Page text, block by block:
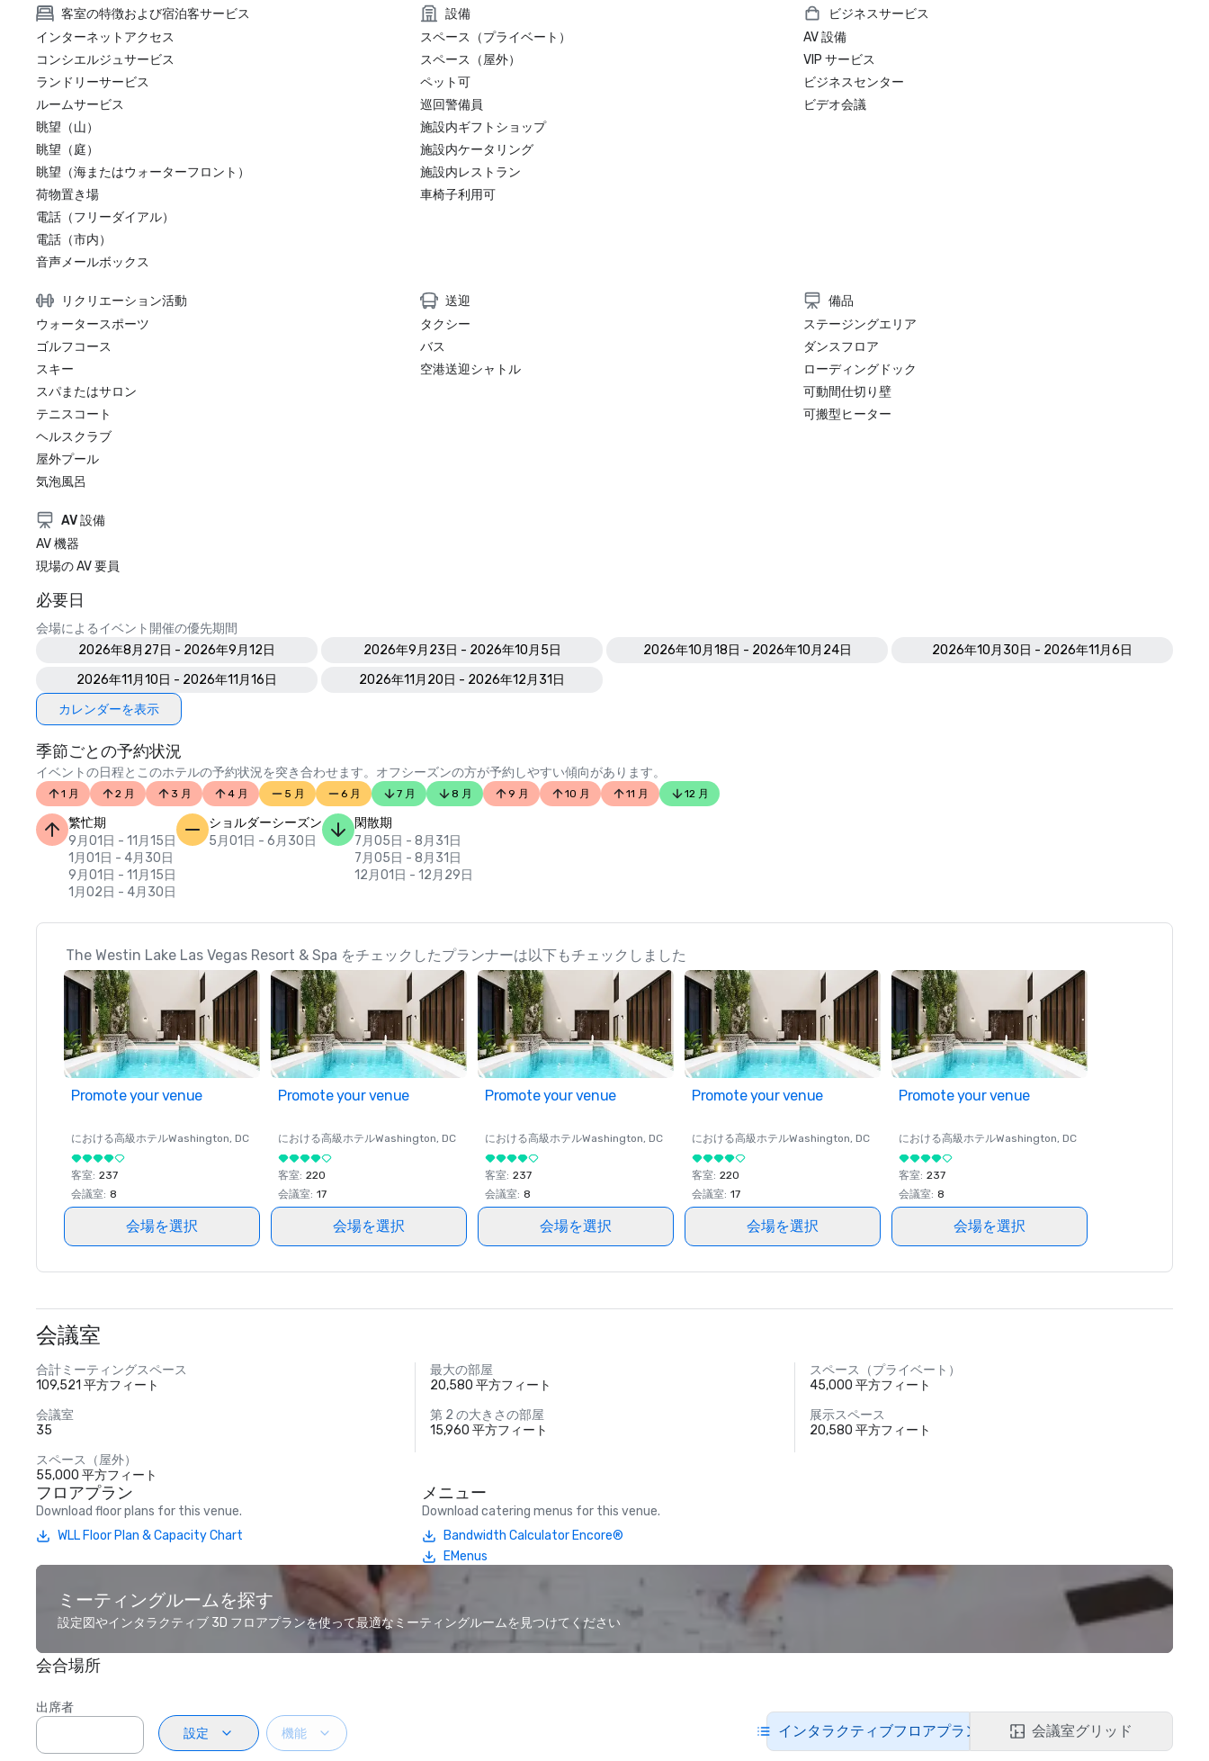
客室の特徴および宿泊客サービス
インターネットアクセス
コンシエルジュサービス
ランドリーサービス
ルームサービス
眺望（山）
眺望（庭）
眺望（海またはウォーターフロント）
荷物置き場
電話（フリーダイアル）
電話（市内）
音声メールボックス
設備
スペース（プライベート）
スペース（屋外）
ペット可
巡回警備員
施設内ギフトショップ
施設内ケータリング
施設内レストラン
車椅子利用可
ビジネスサービス
AV 設備
VIP サービス
ビジネスセンター
ビデオ会議
リクリエーション活動
ウォータースポーツ
ゴルフコース
スキー
スパまたはサロン
テニスコート
ヘルスクラブ
屋外プール
気泡風呂
送迎
タクシー
バス
空港送迎シャトル
備品
ステージングエリア
ダンスフロア
ローディングドック
可動間仕切り壁
可搬型ヒーター
AV 設備
AV 機器
現場の AV 要員
必要日
会場によるイベント開催の優先期間
2026年8月27日 - 2026年9月12日
2026年9月23日 - 2026年10月5日 2026年10月18日 - 2026年10月24日
2026年10月30日 - 2026年11月6日
2026年11月10日 - 2026年11月16日
2026年11月20日 - 2026年12月31日
カレンダーを表示
季節ごとの予約状況
イベントの日程とこのホテルの予約状況を突き合わせます。オフシーズンの方が予約しやすい傾向があります。
1 月 2 月 3 月 4 月 5 月 6 月 7 月 8 月 9 月 10 月 11 月 12 月
繁忙期
9月01日 - 11月15日
1月01日 - 4月30日
9月01日 - 11月15日
1月02日 - 4月30日
ショルダーシーズン
5月01日 - 6月30日
閑散期
7月05日 - 8月31日
7月05日 - 8月31日
12月01日 - 12月29日
The Westin Lake Las Vegas Resort & Spa をチェックしたプランナーは以下もチェックしました
Promote your venue
における高級ホテルWashington, DC
客室: 237
会議室: 8
会場を選択
Promote your venue
における高級ホテルWashington, DC
客室: 220
会議室: 17
会場を選択
Promote your venue
における高級ホテルWashington, DC
客室: 237
会議室: 8
会場を選択
Promote your venue
における高級ホテルWashington, DC
客室: 220
会議室: 17
会場を選択
Promote your venue
における高級ホテルWashington, DC
客室: 237
会議室: 8
会場を選択
会議室
合計ミーティングスペース
109,521 平方フィート
最大の部屋
20,580 平方フィート
スペース（プライベート）
45,000 平方フィート
会議室
35
第 2 の大きさの部屋
15,960 平方フィート
展示スペース
20,580 平方フィート
スペース（屋外）
55,000 平方フィート
フロアプラン
Download floor plans for this venue.
WLL Floor Plan & Capacity Chart
メニュー
Download catering menus for this venue.
Bandwidth Calculator Encore®
EMenus
ミーティングルームを探す
設定図やインタラクティブ 3D フロアプランを使って最適なミーティングルームを見つけてください
会合場所
出席者
設定
機能 インタラクティブフロアプラン 会議室グリッド